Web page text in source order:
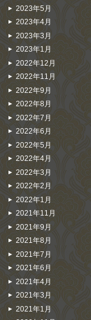
2023年5月
2023年4月
2023年3月
2023年1月
2022年12月
2022年11月
2022年9月
2022年8月
2022年7月
2022年6月
2022年5月
2022年4月
2022年3月
2022年2月
2022年1月
2021年11月
2021年9月
2021年8月
2021年7月
2021年6月
2021年4月
2021年3月
2021年1月